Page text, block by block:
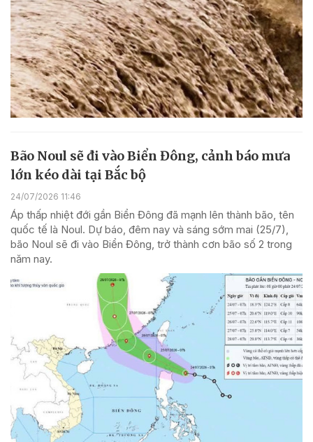
Bão Noul sẽ đi vào Biển Đông, cảnh báo mưa
lớn kéo dài tại Bắc bộ
24/07/2026 11:46
Áp thấp nhiệt đới gần Biển Đông đã mạnh lên thành bão, tên
quốc tế là Noul. Dự báo, đêm nay và sáng sớm mai (25/7),
bão Noul sẽ đi vào Biển Đông, trở thành cơn bão số 2 trong
năm nay.